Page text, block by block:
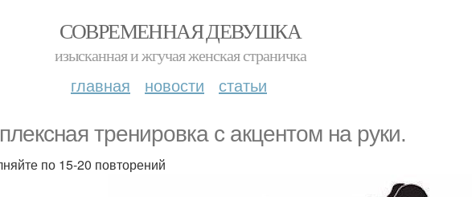
СОВРЕМЕННАЯ ДЕВУШКА
изысканная и жгучая женская страничка
главная новости статьи
тренировка с акцентом на руки.
по 15-20 повторений